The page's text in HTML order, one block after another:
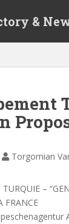
&
Torgomian
–
FRANCE